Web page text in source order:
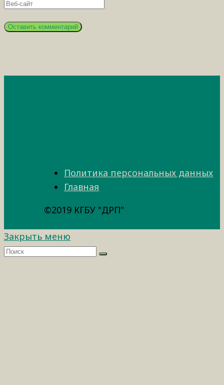
Политика персональных данных
Главная
©2019 КГБУ "ДРП"
Закрыть меню